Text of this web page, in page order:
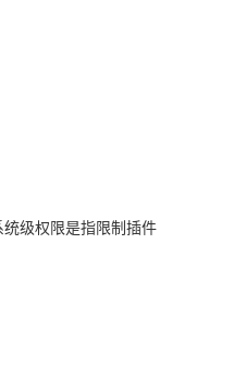
级权限是指限制插件